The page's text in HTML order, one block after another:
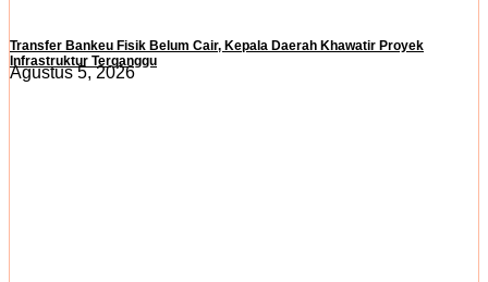
Transfer Bankeu Fisik Belum Cair, Kepala Daerah Khawatir Proyek
Infrastruktur Terganggu
Agustus 5, 2026